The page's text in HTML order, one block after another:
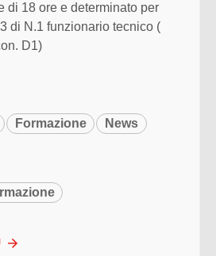
di 18 ore e determinato per
di N.1 funzionario tecnico (
D1)
Formazione News